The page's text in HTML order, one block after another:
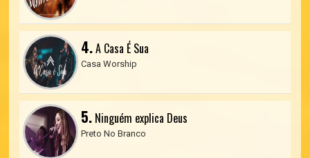
4.A Casa É Sua
Casa Worship
5. Ninguém explica Deus
Preto No Branco